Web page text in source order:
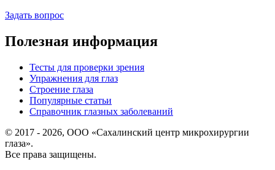
Задать вопрос
Полезная информация
Тесты для проверки зрения
Упражнения для глаз
Строение глаза
Популярные статьи
Справочник глазных заболеваний
© 2017 - 2026, ООО «Сахалинский центр микрохирургии
глаза».
Все права защищены.